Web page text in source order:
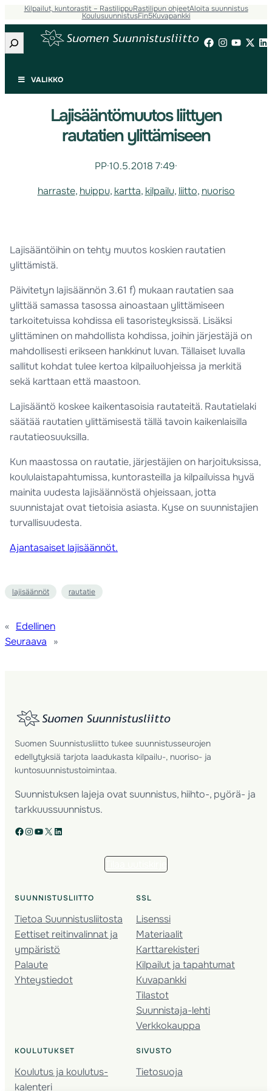
Kilpailut, kuntorastit – RastilippuRastilipun ohjeetAloita suunnistus
KoulusuunnistusFin5Kuvapankki
Etsi
VALIKKO
Lajisääntömuutos liittyen
rautatien ylittämiseen
PP·10.5.2018 7:49·
harraste, huippu, kartta, kilpailu, liitto, nuoriso
Lajisääntöihin on tehty muutos koskien rautatien
ylittämistä.
Päivitetyn lajisäännön 3.61 f) mukaan rautatien saa
ylittää samassa tasossa ainoastaan ylittämiseen
tarkoitetuissa kohdissa eli tasoristeyksissä. Lisäksi
ylittäminen on mahdollista kohdissa, joihin järjestäjä on
mahdollisesti erikseen hankkinut luvan. Tällaiset luvalla
sallitut kohdat tulee kertoa kilpailuohjeissa ja merkitä
sekä karttaan että maastoon.
Lajisääntö koskee kaikentasoisia rautateitä. Rautatielaki
säätää rautatien ylittämisestä tällä tavoin kaikenlaisilla
rautatieosuuksilla.
Kun maastossa on rautatie, järjestäjien on harjoituksissa,
koululaistapahtumissa, kuntorasteilla ja kilpailuissa hyvä
mainita uudesta lajisäännöstä ohjeissaan, jotta
suunnistajat ovat tietoisia asiasta. Kyse on suunnistajien
turvallisuudesta.
Ajantasaiset lajisäännöt.
lajisäännöt rautatie
« Edellinen
Seuraava
»
Suomen Suunnistusliitto tukee suunnistusseurojen
edellytyksiä tarjota laadukasta kilpailu-, nuoriso- ja
kuntosuunnistustoimintaa.
Suunnistuksen lajeja ovat suunnistus, hiihto-, pyörä- ja
tarkkuussuunnistus.
Facebook Instagram YouTube X LinkedIn
SUUNNISTUSLIITTO
Tietoa Suunnistusliitosta
Eettiset reitinvalinnat ja
ympäristö
Palaute
Yhteystiedot
SSL
Lisenssi
Materiaalit
Karttarekisteri
Kilpailut ja tapahtumat
Kuvapankki
Tilastot
Suunnistaja-lehti
Verkkokauppa
KOULUTUKSET
Koulutus ja koulutus­
kalenteri
SIVUSTO
Tietosuoja